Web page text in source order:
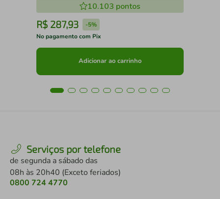
10.103 pontos
R$ 287,93 -5%
No pagamento com Pix
Adicionar ao carrinho
Serviços por telefone
de segunda a sábado das
08h às 20h40 (Exceto feriados)
0800 724 4770